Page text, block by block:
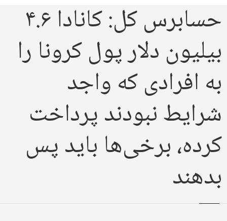
حسابرس کل: کانادا ۴.۶
بیلیون دلار پول کرونا را
به افرادی که واجد
شرایط نبودند پرداخت
کرده، برخی‌ها باید پس
بدهند